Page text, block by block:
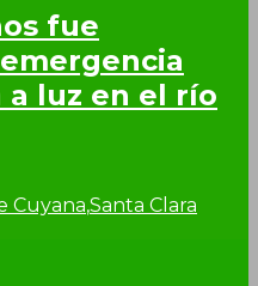
fue
a luz en el río
Cuyana,Santa Clara